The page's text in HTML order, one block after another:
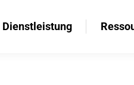
Dienstleistung
Dienstleistung